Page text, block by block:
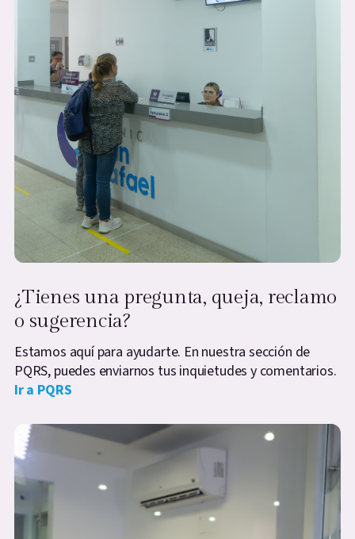
¿Tienes una pregunta, queja, reclamo
o sugerencia?
Estamos aquí para ayudarte. En nuestra sección de
PQRS, puedes enviarnos tus inquietudes y comentarios.
Ir a PQRS